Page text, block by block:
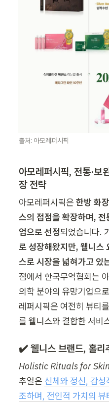
출처: 아모레퍼시픽
아모레퍼시픽, 전통·보
장 전략
아모레퍼시픽은 한방 화
스의 접점을 확장하며, 전
업으로 선정되었습니다.
로 성장해왔지만, 웰니스
스로 시장을 넓혀가고 있
점에서 한국무역협회는
의학 분야의 유망기업으
레퍼시픽은 여전히 뷰티
를 웰니스와 결합한 서비
✔️ 웰니스 브랜드, 홀
Holistic Rituals for
추얼은 신체와 정신, 감
조하며, 전인적 가치의 뷰